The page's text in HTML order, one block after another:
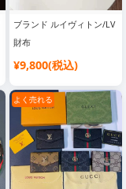
ブランド ルイヴィトン/LV
財布
¥9,800(税込)
よく売れる